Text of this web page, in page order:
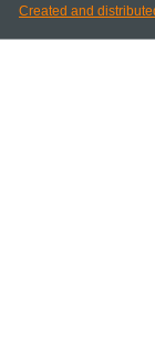
Created and